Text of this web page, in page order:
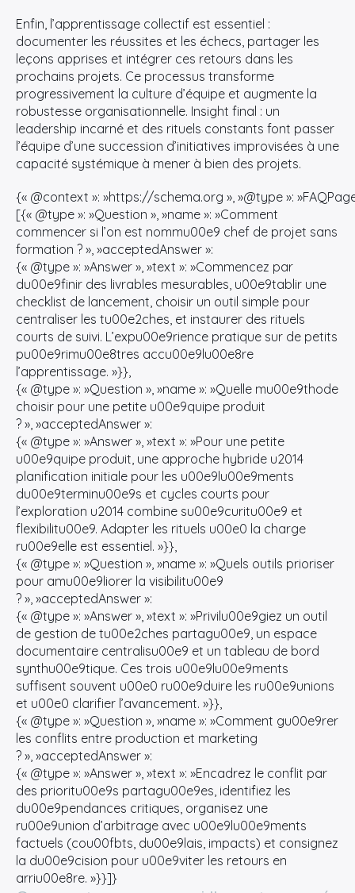
Enfin, l’apprentissage collectif est essentiel :
documenter les réussites et les échecs, partager les
leçons apprises et intégrer ces retours dans les
prochains projets. Ce processus transforme
progressivement la culture d’équipe et augmente la
robustesse organisationnelle. Insight final : un
leadership incarné et des rituels constants font passer
l’équipe d’une succession d’initiatives improvisées à une
capacité systémique à mener à bien des projets.
{« @context »: »https://schema.org », »@type »:
[{« @type »: »Question », »name »: »Comment
commencer si l’on est nommu00e9 chef de projet sans
formation ? », »acceptedAnswer »:
{« @type »: »Answer », »text »: »Commencez par
du00e9finir des livrables mesurables, u00e9tablir une
checklist de lancement, choisir un outil simple pour
centraliser les tu00e2ches, et instaurer des rituels
courts de suivi. L’expu00e9rience pratique sur de petits
pu00e9rimu00e8tres accu00e9lu00e8re
l’apprentissage. »}},
{« @type »: »Question », »name »: »Quelle mu00e9thode
choisir pour une petite u00e9quipe produit
? », »acceptedAnswer »:
{« @type »: »Answer », »text »: »Pour une petite
u00e9quipe produit, une approche hybride u2014
planification initiale pour les u00e9lu00e9ments
du00e9terminu00e9s et cycles courts pour
l’exploration u2014 combine su00e9curitu00e9 et
flexibilitu00e9. Adapter les rituels u00e0 la charge
ru00e9elle est essentiel. »}},
{« @type »: »Question », »name »: »Quels outils prioriser
pour amu00e9liorer la visibilitu00e9
? », »acceptedAnswer »:
{« @type »: »Answer », »text »: »Privilu00e9giez un outil
de gestion de tu00e2ches partagu00e9, un espace
documentaire centralisu00e9 et un tableau de bord
synthu00e9tique. Ces trois u00e9lu00e9ments
suffisent souvent u00e0 ru00e9duire les ru00e9unions
et u00e0 clarifier l’avancement. »}},
{« @type »: »Question », »name »: »Comment gu00e9rer
les conflits entre production et marketing
? », »acceptedAnswer »:
{« @type »: »Answer », »text »: »Encadrez le conflit par
des prioritu00e9s partagu00e9es, identifiez les
du00e9pendances critiques, organisez une
ru00e9union d’arbitrage avec u00e9lu00e9ments
factuels (cou00fbts, du00e9lais, impacts) et consignez
la du00e9cision pour u00e9viter les retours en
arriu00e8re. »}}]}